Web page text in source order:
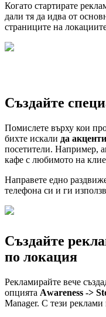
Когато стартирате
дали тя да идва от
страниците на
Създайте
Помислете върху кои
бихте искали да
посетители. Например,
кафе с любимото на
Направете едно
телефона си и ги
Създайте
по локация
Рекламирайте вече
опцията Аwareness ->
Manager. С тези